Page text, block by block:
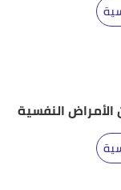
النفسية